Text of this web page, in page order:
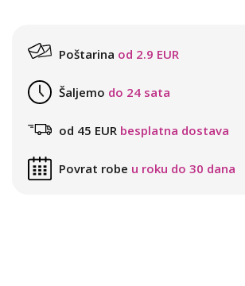
Poštarina od 2.9 EUR
Šaljemo do 24 sata
od 45 EUR besplatna dostava
Povrat robe u roku do 30 dana